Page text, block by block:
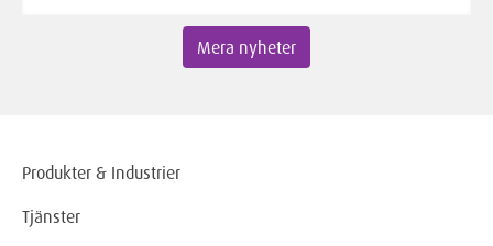
Mera nyheter
Produkter & Industrier
Tjänster